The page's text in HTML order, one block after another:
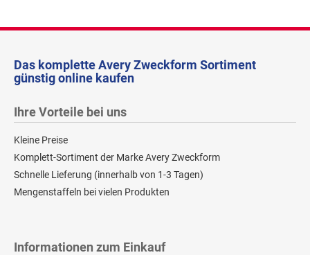
Das komplette Avery Zweckform Sortiment
günstig online kaufen
Ihre Vorteile bei uns
Kleine Preise
Komplett-Sortiment der Marke Avery Zweckform
Schnelle Lieferung (innerhalb von 1-3 Tagen)
Mengenstaffeln bei vielen Produkten
Informationen zum Einkauf